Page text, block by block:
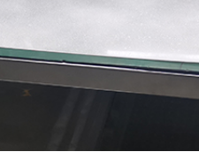
型腔的三维扫描